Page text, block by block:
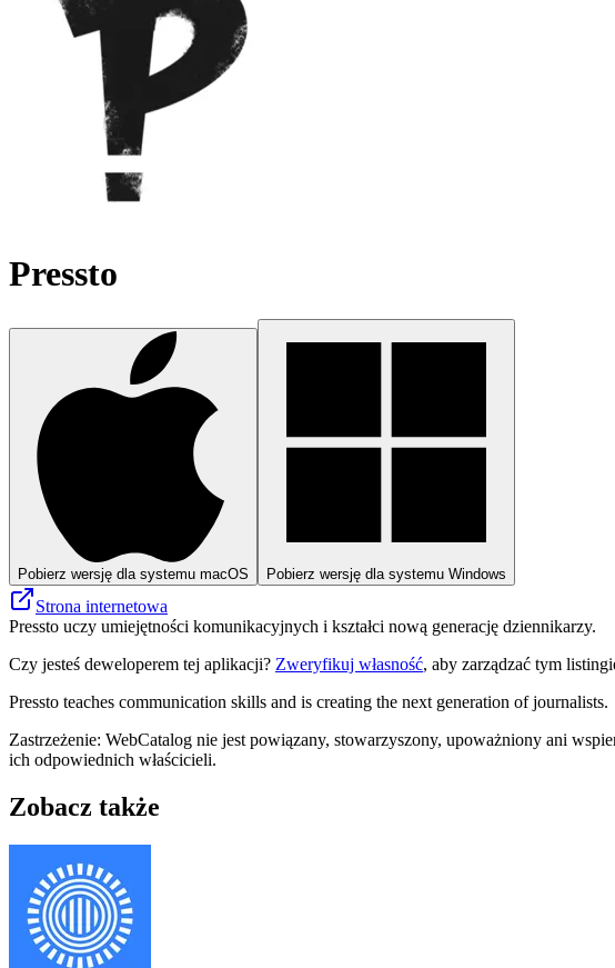
Pressto
Pobierz wersję dla systemu macOS Pobierz wersję dla systemu Windows
Strona internetowa
Pressto uczy umiejętności komunikacyjnych i kształci nową generację dziennikarzy.
Czy jesteś deweloperem tej aplikacji? Zweryfikuj własność, aby zarządzać tym
Pressto teaches communication skills and is creating the next generation of journalists.
Zastrzeżenie: WebCatalog nie jest powiązany, stowarzyszony, upoważniony ani
ich odpowiednich właścicieli.
Zobacz także